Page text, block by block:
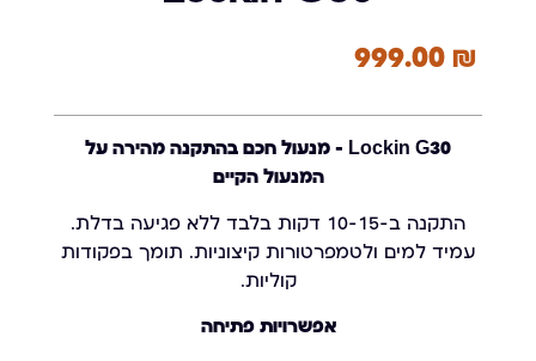
999.00₪
Lockin G30 – מנעול חכם בהתקנה מהירה על
המנעול הקיים
התקנה ב-10-15 דקות בלבד ללא פגיעה בדלת.
עמיד למים ולטמפרטורות קיצוניות. תומך בפקודות
קוליות.
אפשרויות פתיחה